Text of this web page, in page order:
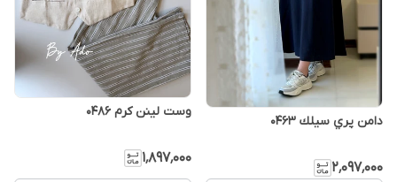
دامن پري سيلك 0463
۲٬۰۹۷٬۰۰۰
وست لينن كرم 0486
۱٬۸۹۷٬۰۰۰